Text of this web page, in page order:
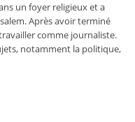
un foyer religieux et a
Après avoir terminé
comme journaliste.
notamment la politique,